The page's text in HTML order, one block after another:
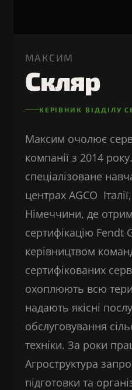
МАКСИМ
Скляр
КЕРІВНИК ВІДДІЛУ
Максим очолює
компанії з 2014
спеціалізоване
центрах AGCO
Німеччини, де
сертифікацію Fendt
керівництвом
сертифікованих
охоплюють всю
надають якісні
обслуговування
техніки. За роки
Агроструктура
підготовки та